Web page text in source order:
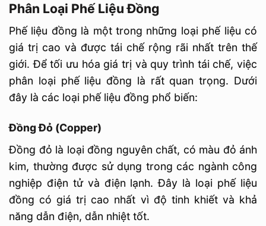
Phân Loại Phế Liệu Đồng
Phế liệu đồng là một trong những loại phế liệu có
giá trị cao và được tái chế rộng rãi nhất trên thế
giới. Để tối ưu hóa giá trị và quy trình tái chế, việc
phân loại phế liệu đồng là rất quan trọng. Dưới
đây là các loại phế liệu đồng phổ biến:
Đồng Đỏ (Copper)
Đồng đỏ là loại đồng nguyên chất, có màu đỏ ánh
kim, thường được sử dụng trong các ngành công
nghiệp điện tử và điện lạnh. Đây là loại phế liệu
đồng có giá trị cao nhất vì độ tinh khiết và khả
năng dẫn điện, dẫn nhiệt tốt.